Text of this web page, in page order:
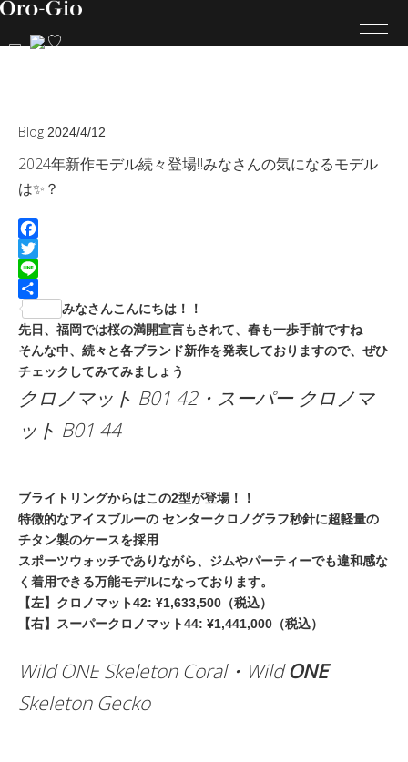
Blog 2024/4/12
2024年新作モデル続々登場‼️みなさんの気になるモデル
は✨？
Facebook
Twitter
Line
共
有
みなさんこんにちは！！
先日、福岡では桜の満開宣言もされて、春も一歩手前ですね
そんな中、続々と各ブランド新作を発表しておりますので、ぜひ
チェックしてみてみましょう
クロノマット B01 42・スーパー クロノマ
ット B01 44
ブライトリングからはこの2型が登場！！
特徴的なアイスブルーの センタークロノグラフ秒針に超軽量の
チタン製のケースを採用
スポーツウォッチでありながら、ジムやパーティーでも違和感な
く着用できる万能モデルになっております。
【左】クロノマット42: ¥1,633,500（税込）
【右】スーパークロノマット44: ¥1,441,000（税込）
Wild ONE Skeleton Coral・WildONE
Skeleton Gecko